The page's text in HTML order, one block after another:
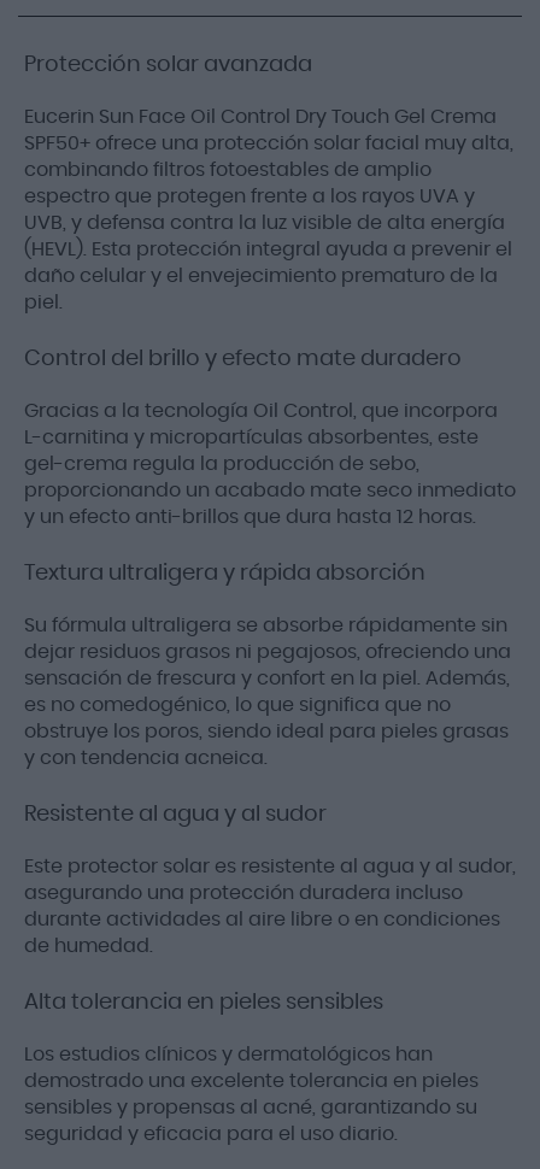
Protección solar avanzada
Eucerin Sun Face Oil Control Dry Touch Gel Crema
SPF50+ ofrece una protección solar facial muy alta,
combinando filtros fotoestables de amplio
espectro que protegen frente a los rayos UVA y
UVB, y defensa contra la luz visible de alta energía
(HEVL). Esta protección integral ayuda a prevenir el
daño celular y el envejecimiento prematuro de la
piel.
Control del brillo y efecto mate duradero
Gracias a la tecnología Oil Control, que incorpora
L-carnitina y micropartículas absorbentes, este
gel-crema regula la producción de sebo,
proporcionando un acabado mate seco inmediato
y un efecto anti-brillos que dura hasta 12 horas.
Textura ultraligera y rápida absorción
Su fórmula ultraligera se absorbe rápidamente sin
dejar residuos grasos ni pegajosos, ofreciendo una
sensación de frescura y confort en la piel. Además,
es no comedogénico, lo que significa que no
obstruye los poros, siendo ideal para pieles grasas
y con tendencia acneica.
Resistente al agua y al sudor
Este protector solar es resistente al agua y al sudor,
asegurando una protección duradera incluso
durante actividades al aire libre o en condiciones
de humedad.
Alta tolerancia en pieles sensibles
Los estudios clínicos y dermatológicos han
demostrado una excelente tolerancia en pieles
sensibles y propensas al acné, garantizando su
seguridad y eficacia para el uso diario.